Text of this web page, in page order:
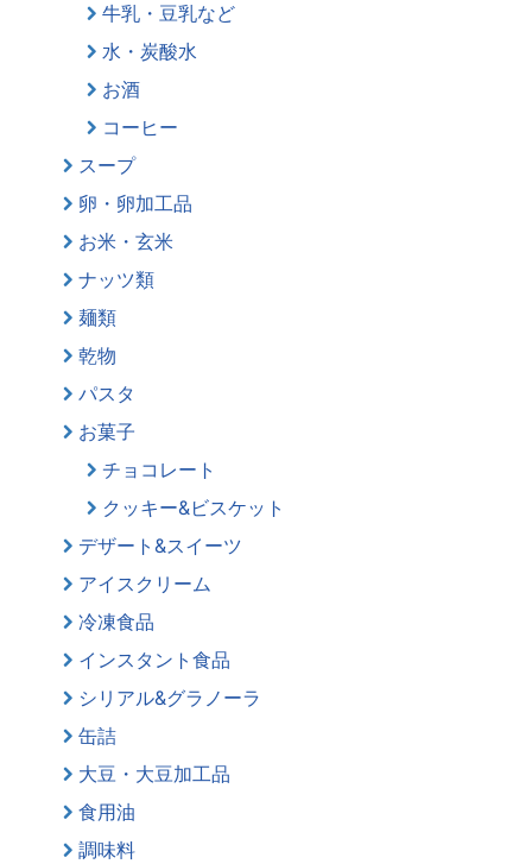
牛乳・豆乳など
水・炭酸水
お酒
コーヒー
スープ
卵・卵加工品
お米・玄米
ナッツ類
麺類
乾物
パスタ
お菓子
チョコレート
クッキー&ビスケット
デザート&スイーツ
アイスクリーム
冷凍食品
インスタント食品
シリアル&グラノーラ
缶詰
大豆・大豆加工品
食用油
調味料